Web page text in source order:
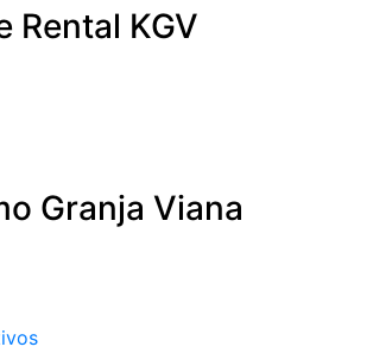
Rental KGV
Granja Viana